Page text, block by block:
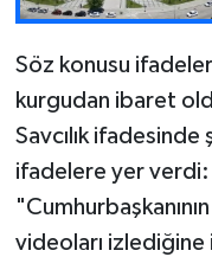
Söz konusu
kurgudan ibaret
Savcılık ifadesinde
ifadelere yer verdi:
videoları izlediğine